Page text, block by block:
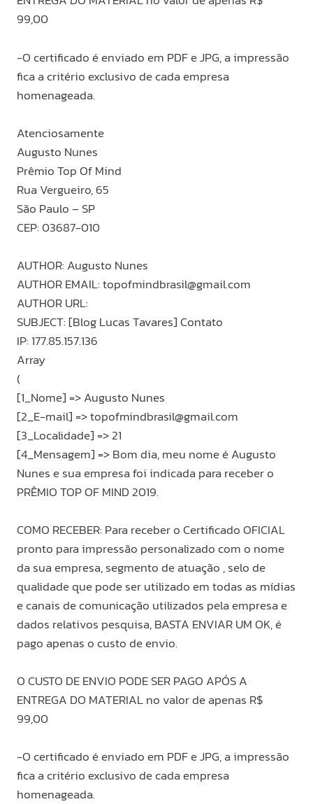
99,00
-O certificado é enviado em PDF e JPG, a impressão
fica a critério exclusivo de cada empresa
homenageada.
Atenciosamente
Augusto Nunes
Prêmio Top Of Mind
Rua Vergueiro, 65
São Paulo – SP
CEP: 03687-010
AUTHOR: Augusto Nunes
AUTHOR EMAIL:topofmindbrasil@gmail.com
AUTHOR URL:
SUBJECT: [Blog Lucas Tavares] Contato
IP: 177.85.157.136
Array
(
[1_Nome] => Augusto Nunes
[2_E-mail] =>topofmindbrasil@gmail.com
[3_Localidade] => 21
[4_Mensagem] => Bom dia, meu nome é Augusto
Nunes e sua empresa foi indicada para receber o
PRÊMIO TOP OF MIND 2019.
COMO RECEBER: Para receber o Certificado OFICIAL
pronto para impressão personalizado com o nome
da sua empresa, segmento de atuação , selo de
qualidade que pode ser utilizado em todas as mídias
e canais de comunicação utilizados pela empresa e
dados relativos pesquisa, BASTA ENVIAR UM OK, é
pago apenas o custo de envio.
O CUSTO DE ENVIO PODE SER PAGO APÓS A
ENTREGA DO MATERIAL no valor de apenas R$
99,00
-O certificado é enviado em PDF e JPG, a impressão
fica a critério exclusivo de cada empresa
homenageada.